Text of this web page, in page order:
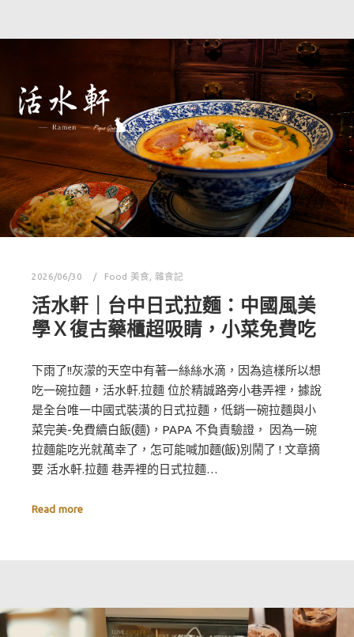
2026/06/30 Food 美食 雜食記
活水軒｜台中日式拉麵：中國風美
學Ｘ復古藥櫃超吸睛，小菜免費吃
下雨了!!灰濛的天空中有著一絲絲水滴，因為這樣所以想
吃一碗拉麵，活水軒.拉麵 位於精誠路旁小巷弄裡，據說
是全台唯一中國式裝潢的日式拉麵，低銷一碗拉麵與小
菜完美-免費續白飯(麵)，PAPA 不負責驗證， 因為一碗
拉麵能吃光就萬幸了，怎可能喊加麵(飯)別鬧了 ! 文章摘
要 活水軒.拉麵 巷弄裡的日式拉麵…
Read more